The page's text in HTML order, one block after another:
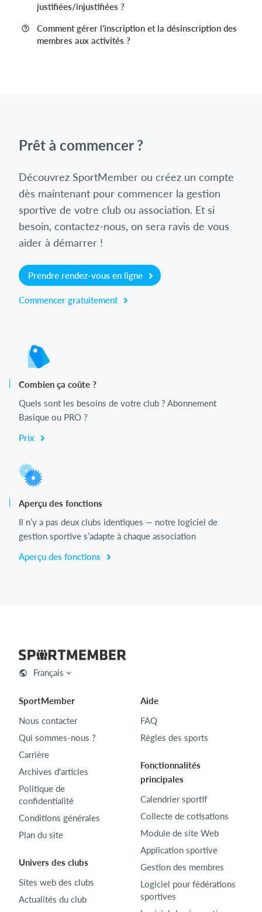
justifiées/injustifiées ?
Comment gérer l'inscription et la désinscription des
membres aux activités ?
Prêt à commencer ?
Découvrez SportMember ou créez un compte
dès maintenant pour commencer la gestion
sportive de votre club ou association. Et si
besoin, contactez-nous, on sera ravis de vous
aider à démarrer !
Prendre rendez-vous en ligne
Commencer gratuitement
Combien ça coûte ?
Quels sont les besoins de votre club ? Abonnement
Basique ou PRO ?
Prix
Aperçu des fonctions
Il n’y a pas deux clubs identiques — notre logiciel de
gestion sportive s’adapte à chaque association
Aperçu des fonctions
Français
SportMember
Nous contacter
Qui sommes-nous ?
Carrière
Archives d'articles
Politique de
confidentialité
Conditions générales
Plan du site
Univers des clubs
Sites web des clubs
Actualités du club
Aide
FAQ
Règles des sports
Fonctionnalités
principales
Calendrier sportif
Collecte de cotisations
Module de site Web
Application sportive
Gestion des membres
Logiciel pour fédérations
sportives